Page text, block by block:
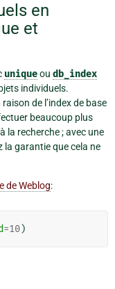
en
et
uniqueou db_index
individuels.
de l’index de base
beaucoup plus
la recherche ; avec une
la garantie que cela ne
de Weblog:
=10)